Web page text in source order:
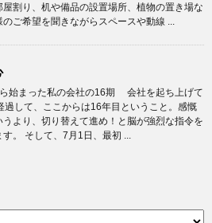
屋割り、机や備品の設置場所、植物の置き場な
のご希望を聞きながらスペースや動線 ...
始まった私の会社の16期 会社を起ち上げて
過して、ここからは16年目ということ。感慨
うより、切り替えて進め！と脳が強烈な指令を
す。 そして、7月1日、最初 ...